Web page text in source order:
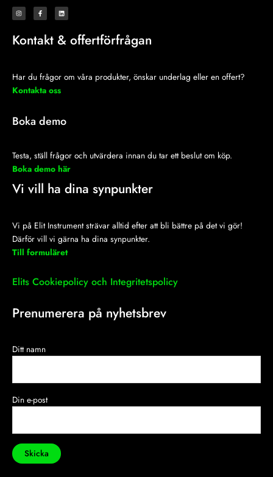
I
n
s
a
g
r
F
a
c
o
o
L
i
n
e
d
i
Kontakt & offertförfrågan
Har du frågor om våra produkter, önskar underlag eller en offert?
Kontakta oss
Boka demo
Testa, ställ frågor och utvärdera innan du tar ett beslut om köp.
Boka demo här
Vi vill ha dina synpunkter
Vi på Elit Instrument strävar alltid efter att bli bättre på det vi gör!
Därför vill vi gärna ha dina synpunkter.
Till formuläret
Elits Cookiepolicy och Integritetspolicy
Prenumerera på nyhetsbrev
Ditt namn
Din e-post